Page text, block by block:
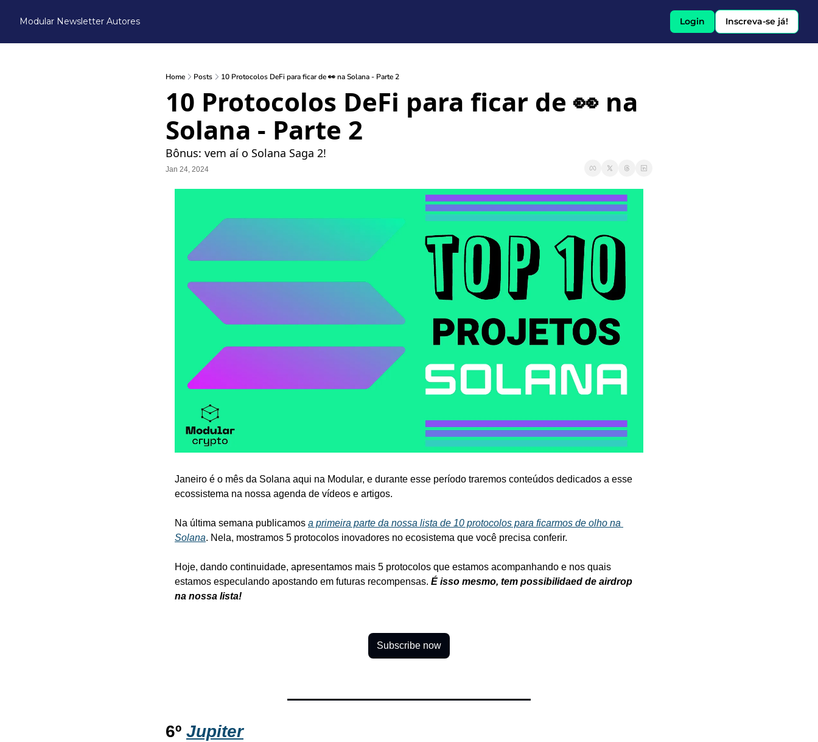
Modular Newsletter Autores Login Inscreva-se já!
Home Posts 10 Protocolos DeFi para ficar de 👀 na Solana - Parte 2
10 Protocolos DeFi para ficar de 👀 na
Solana - Parte 2
Bônus: vem aí o Solana Saga 2!
Jan 24, 2024
Janeiro é o mês da Solana aqui na Modular, e durante esse período traremos conteúdos dedicados a esse
ecossistema na nossa agenda de vídeos e artigos.
Na última semana publicamos a primeira parte da nossa lista de 10 protocolos para ficarmos de olho na
Solana. Nela, mostramos 5 protocolos inovadores no ecosistema que você precisa conferir.
Hoje, dando continuidade, apresentamos mais 5 protocolos que estamos acompanhando e nos quais
estamos especulando apostando em futuras recompensas. É isso mesmo, tem possibilidaed de airdrop
na nossa lista!
Subscribe now
6º Jupiter